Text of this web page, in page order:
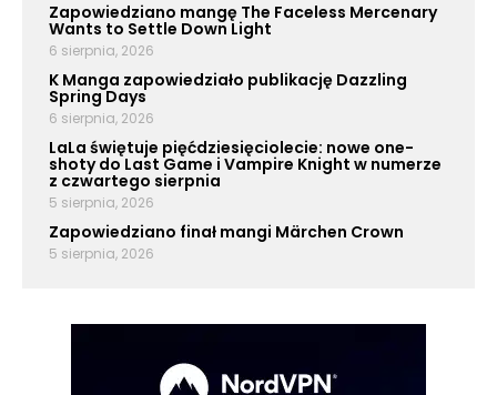
Zapowiedziano mangę The Faceless Mercenary
Wants to Settle Down Light
6 sierpnia, 2026
K Manga zapowiedziało publikację Dazzling
Spring Days
6 sierpnia, 2026
LaLa świętuje pięćdziesięciolecie: nowe one-
shoty do Last Game i Vampire Knight w numerze
z czwartego sierpnia
5 sierpnia, 2026
Zapowiedziano finał mangi Märchen Crown
5 sierpnia, 2026